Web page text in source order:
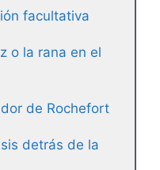
facultativa
o la rana en el
de Rochefort
detrás de la